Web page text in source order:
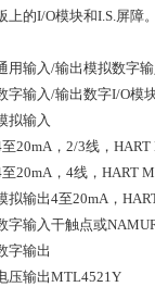
上的I/O模块和I.S.屏障
用输入/输出模拟数字
字输入/输出数字I/O模
拟输入
20mA，2/3线，
20mA，4线，HART
拟输出4至20mA，
字输入干触点或
字输出
压输出MTL4521Y